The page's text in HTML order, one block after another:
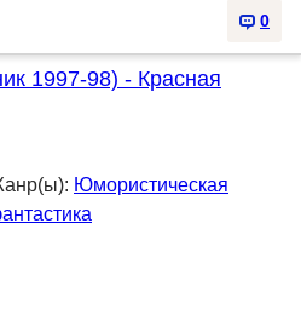
0
1997-98) - Красная
Юмористическая